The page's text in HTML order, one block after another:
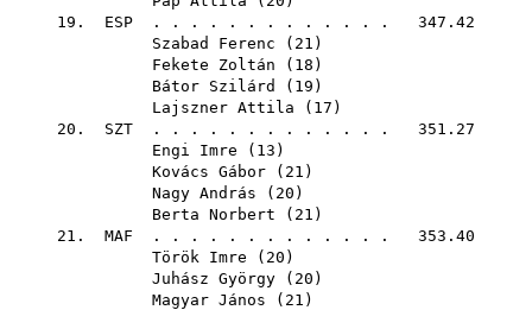
19. ESP . . . . . . . . . . . . . 347.42
Szabad Ferenc ( 21 )
Fekete Zoltán ( 18 )
Bátor Szilárd
( 19 )
Lajszner Attila ( 17 )
20. SZT . . . . . . . . . . . . . 351.27
Engi Imre ( 13 )
Kovács Gábor ( 21 )
Nagy András ( 20 )
Berta Norbert ( 21 )
21. MAF . . . . . . . . . . . . . 353.40
Török Imre ( 20 )
Juhász György ( 20 )
Magyar János ( 21 )